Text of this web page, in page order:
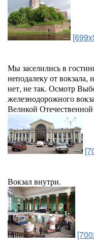
Мы заселились в
неподалеку от вокзала,
нет, не так. Осмотр
железнодорожного
Великой
Вокзал внутри.